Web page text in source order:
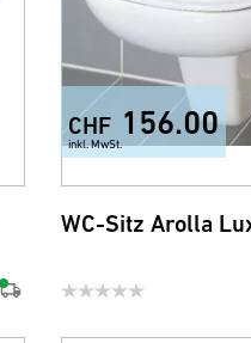
CHF 156.00
inkl. MwSt.
WC-Sitz Arolla